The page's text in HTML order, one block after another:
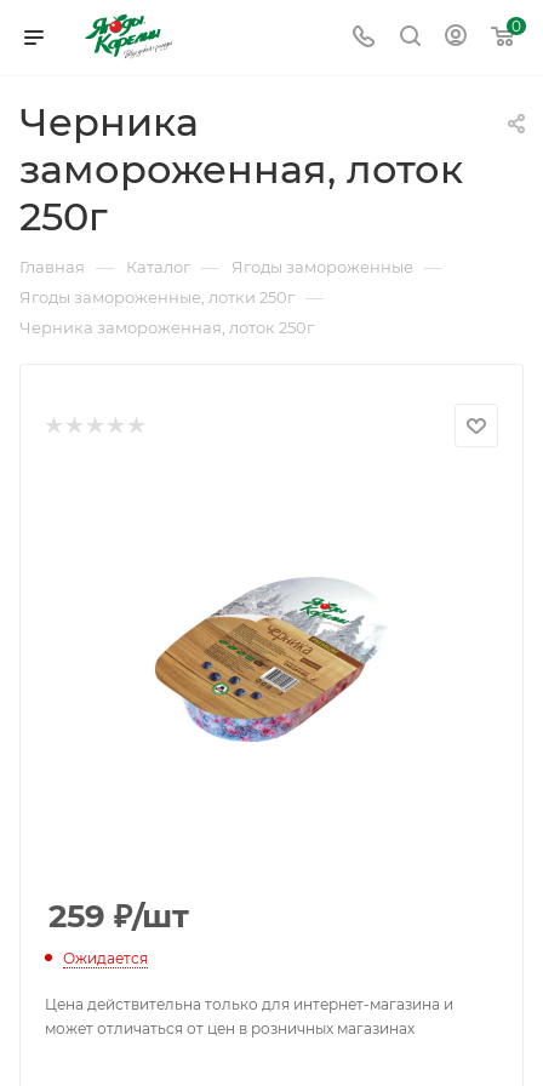
0
Черника
замороженная, лоток
250г
Главная — Каталог — Ягоды замороженные —
Ягоды замороженные, лотки 250г —
Черника замороженная, лоток 250г
259 ₽/шт
Ожидается
Цена действительна только для интернет-магазина и
может отличаться от цен в розничных магазинах